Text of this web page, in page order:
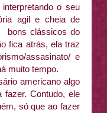
o seu
agil e cheia de
bons clássicos do
fica atrás, ela traz
assasinato/ e
muito tempo.
americano algo
Contudo, ele
só que ao fazer